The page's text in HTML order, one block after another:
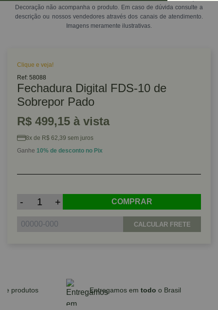
Decoração não acompanha o produto. Em caso de dúvida consulte a
descrição ou nossos vendedores através dos canais de atendimento.
Imagens meramente ilustrativas.
Clique e veja!
Ref: 58088
Fechadura Digital FDS-10 de
Sobrepor Pado
R$ 499,15 à vista
8x de R$ 62,39 sem juros
Ganhe 10% de desconto no Pix
- + COMPRAR
CALCULAR FRETE
Parcele em até 10x sem juros no cartão
para compras acima de R$590,00